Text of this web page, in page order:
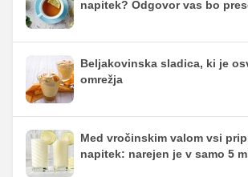
napitek? Odgovor vas bo
Beljakovinska sladica, ki je
omrežja
Med vročinskim valom vsi
napitek: narejen je v samo 5